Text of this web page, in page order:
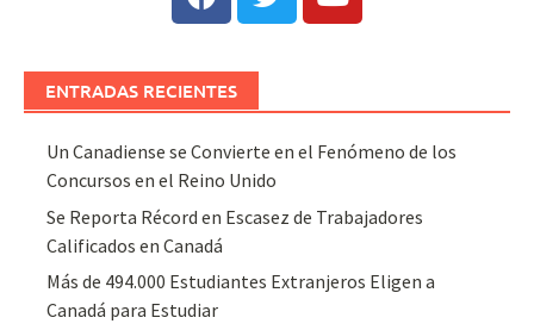
ENTRADAS RECIENTES
Un Canadiense se Convierte en el Fenómeno de los
Concursos en el Reino Unido
Se Reporta Récord en Escasez de Trabajadores
Calificados en Canadá
Más de 494.000 Estudiantes Extranjeros Eligen a
Canadá para Estudiar